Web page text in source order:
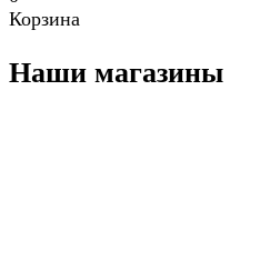
Корзина
Наши магазины